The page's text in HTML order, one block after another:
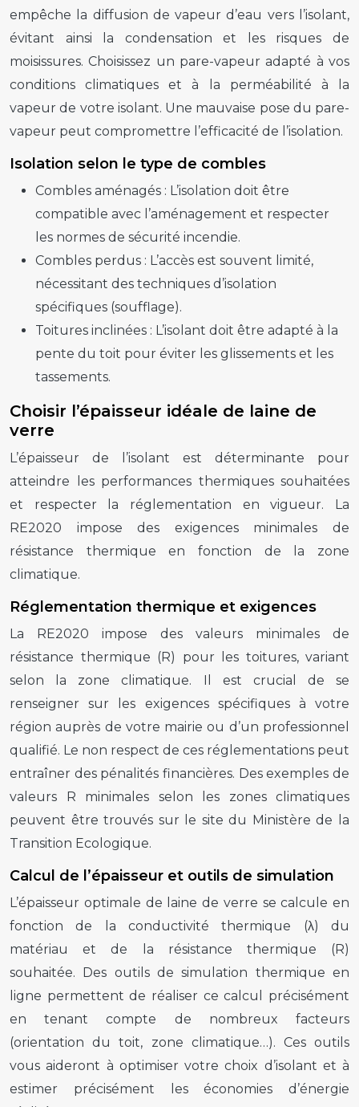
empêche la diffusion de vapeur d’eau vers l’isolant,
évitant ainsi la condensation et les risques de
moisissures. Choisissez un pare-vapeur adapté à vos
conditions climatiques et à la perméabilité à la
vapeur de votre isolant. Une mauvaise pose du pare-
vapeur peut compromettre l’efficacité de l’isolation.
Isolation selon le type de combles
Combles aménagés : L’isolation doit être
compatible avec l’aménagement et respecter
les normes de sécurité incendie.
Combles perdus : L’accès est souvent limité,
nécessitant des techniques d’isolation
spécifiques (soufflage).
Toitures inclinées : L’isolant doit être adapté à la
pente du toit pour éviter les glissements et les
tassements.
Choisir l’épaisseur idéale de laine de
verre
L’épaisseur de l’isolant est déterminante pour
atteindre les performances thermiques souhaitées
et respecter la réglementation en vigueur. La
RE2020 impose des exigences minimales de
résistance thermique en fonction de la zone
climatique.
Réglementation thermique et exigences
La RE2020 impose des valeurs minimales de
résistance thermique (R) pour les toitures, variant
selon la zone climatique. Il est crucial de se
renseigner sur les exigences spécifiques à votre
région auprès de votre mairie ou d’un professionnel
qualifié. Le non respect de ces réglementations peut
entraîner des pénalités financières. Des exemples de
valeurs R minimales selon les zones climatiques
peuvent être trouvés sur le site du Ministère de la
Transition Ecologique.
Calcul de l’épaisseur et outils de simulation
L’épaisseur optimale de laine de verre se calcule en
fonction de la conductivité thermique (λ) du
matériau et de la résistance thermique (R)
souhaitée. Des outils de simulation thermique en
ligne permettent de réaliser ce calcul précisément
en tenant compte de nombreux facteurs
(orientation du toit, zone climatique…). Ces outils
vous aideront à optimiser votre choix d’isolant et à
estimer précisément les économies d’énergie